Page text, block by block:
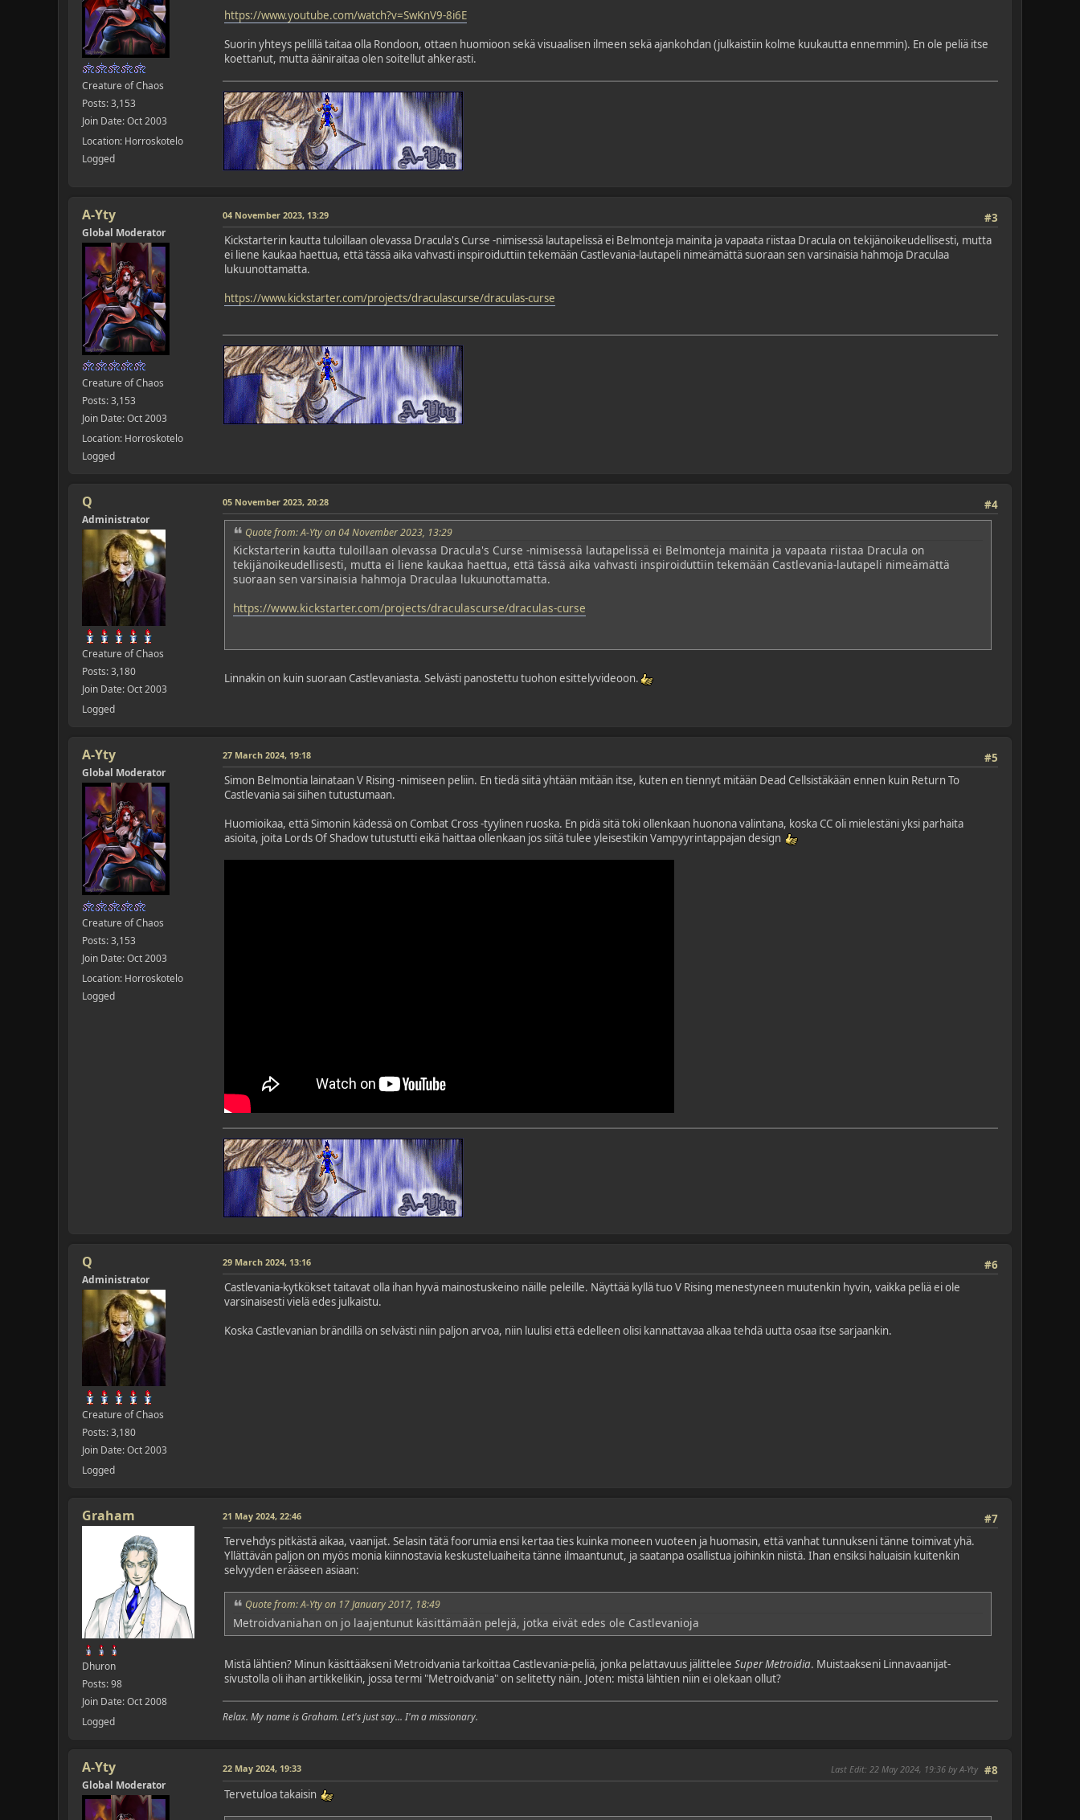
Creature of Chaos
Posts: 3,153
Join Date: Oct 2003
Location: Horroskotelo
Logged
https://www.youtube.com/watch?v=SwKnV9-8i6E
Suorin yhteys pelillä taitaa olla Rondoon, ottaen huomioon sekä visuaalisen ilmeen sekä ajankohdan (julkaistiin kolme kuukautta ennemmin). En ole peliä itse
koettanut, mutta ääniraitaa olen soitellut ahkerasti.
A-Yty
Global Moderator
Creature of Chaos
Posts: 3,153
Join Date: Oct 2003
Location: Horroskotelo
Logged
#3
04 November 2023, 13:29
Kickstarterin kautta tuloillaan olevassa Dracula's Curse -nimisessä lautapelissä ei Belmonteja mainita ja vapaata riistaa Dracula on tekijänoikeudellisesti, mutta
ei liene kaukaa haettua, että tässä aika vahvasti inspiroiduttiin tekemään Castlevania-lautapeli nimeämättä suoraan sen varsinaisia hahmoja Draculaa
lukuunottamatta.
https://www.kickstarter.com/projects/draculascurse/draculas-curse
Q
Administrator
Creature of Chaos
Posts: 3,180
Join Date: Oct 2003
Logged
#4
05 November 2023, 20:28
Quote from: A-Yty on 04 November 2023, 13:29
Kickstarterin kautta tuloillaan olevassa Dracula's Curse -nimisessä lautapelissä ei Belmonteja mainita ja vapaata riistaa Dracula on
tekijänoikeudellisesti, mutta ei liene kaukaa haettua, että tässä aika vahvasti inspiroiduttiin tekemään Castlevania-lautapeli nimeämättä
suoraan sen varsinaisia hahmoja Draculaa lukuunottamatta.
https://www.kickstarter.com/projects/draculascurse/draculas-curse
Linnakin on kuin suoraan Castlevaniasta. Selvästi panostettu tuohon esittelyvideoon.
A-Yty
Global Moderator
Creature of Chaos
Posts: 3,153
Join Date: Oct 2003
Location: Horroskotelo
Logged
#5
27 March 2024, 19:18
Simon Belmontia lainataan V Rising -nimiseen peliin. En tiedä siitä yhtään mitään itse, kuten en tiennyt mitään Dead Cellsistäkään ennen kuin Return To
Castlevania sai siihen tutustumaan.
Huomioikaa, että Simonin kädessä on Combat Cross -tyylinen ruoska. En pidä sitä toki ollenkaan huonona valintana, koska CC oli mielestäni yksi parhaita
asioita, joita Lords Of Shadow tutustutti eikä haittaa ollenkaan jos siitä tulee yleisestikin Vampyyrintappajan design
Q
Administrator
Creature of Chaos
Posts: 3,180
Join Date: Oct 2003
Logged
#6
29 March 2024, 13:16
Castlevania-kytkökset taitavat olla ihan hyvä mainostuskeino näille peleille. Näyttää kyllä tuo V Rising menestyneen muutenkin hyvin, vaikka peliä ei ole
varsinaisesti vielä edes julkaistu.
Koska Castlevanian brändillä on selvästi niin paljon arvoa, niin luulisi että edelleen olisi kannattavaa alkaa tehdä uutta osaa itse sarjaankin.
Graham
Dhuron
Posts: 98
Join Date: Oct 2008
Logged
#7
21 May 2024, 22:46
Tervehdys pitkästä aikaa, vaanijat. Selasin tätä foorumia ensi kertaa ties kuinka moneen vuoteen ja huomasin, että vanhat tunnukseni tänne toimivat yhä.
Yllättävän paljon on myös monia kiinnostavia keskusteluaiheita tänne ilmaantunut, ja saatanpa osallistua joihinkin niistä. Ihan ensiksi haluaisin kuitenkin
selvyyden erääseen asiaan:
Quote from: A-Yty on 17 January 2017, 18:49
Metroidvaniahan on jo laajentunut käsittämään pelejä, jotka eivät edes ole Castlevanioja
Mistä lähtien? Minun käsittääkseni Metroidvania tarkoittaa Castlevania-peliä, jonka pelattavuus jälittelee Super Metroidia. Muistaakseni Linnavaanijat-
sivustolla oli ihan artikkelikin, jossa termi "Metroidvania" on selitetty näin. Joten: mistä lähtien niin ei olekaan ollut?
Relax. My name is Graham. Let's just say... I'm a missionary.
A-Yty
Global Moderator
#8
22 May 2024, 19:33 Last Edit: 22 May 2024, 19:36 by A-Yty
Tervetuloa takaisin